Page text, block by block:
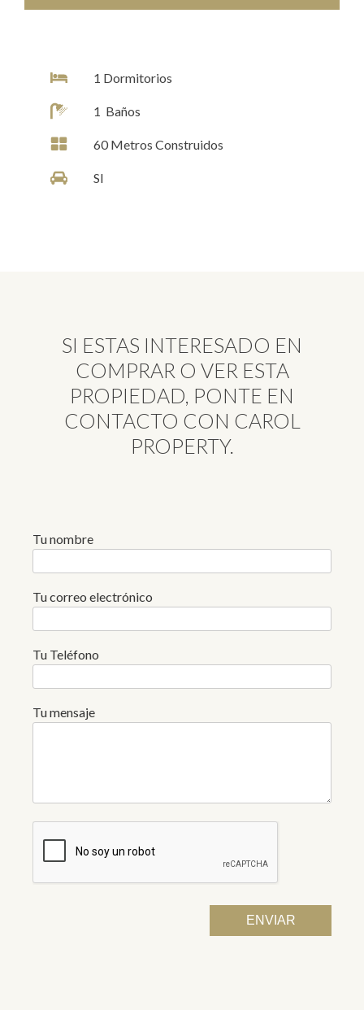
1 Dormitorios
1 Baños
60 Metros Construidos
SI
SI ESTAS INTERESADO EN
COMPRAR O VER ESTA
PROPIEDAD, PONTE EN
CONTACTO CON CAROL
PROPERTY.
Tu nombre
Tu correo electrónico
Tu Teléfono
Tu mensaje